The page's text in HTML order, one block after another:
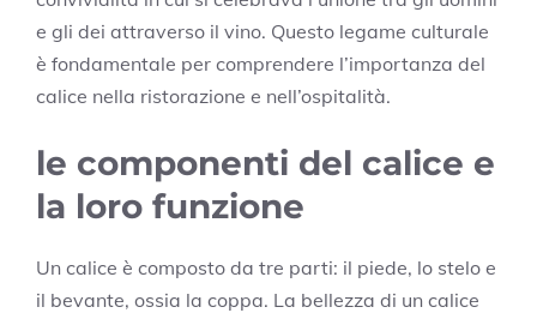
e gli dei attraverso il vino. Questo legame culturale
è fondamentale per comprendere l’importanza del
calice nella ristorazione e nell’ospitalità.
le componenti del calice e
la loro funzione
Un calice è composto da tre parti: il piede, lo stelo e
il bevante, ossia la coppa. La bellezza di un calice